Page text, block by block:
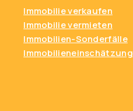
Immobilie verkaufen
Immobilie vermieten
Immobilien-Sonderfälle
Immobilieneinschätzung